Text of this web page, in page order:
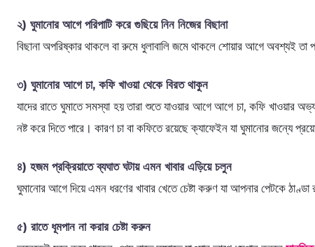
২) ঘুমানোর আগে পরিপাটি করে গুছিয়ে নিন নিজের বিছানা
বিছানা অপরিষ্কার থাকলে বা রুমে ধুলাবালি জমে থাকলে শোয়ার আগে অবশ্যই
৩) ঘুমানোর আগে চা, কফি খাওয়া থেকে বিরত থাকুন
যাদের রাতে ঘুমাতে সমস্যা হয় তারা শুতে যাওয়ার আগে আগে চা, কফি খাওয়ার
নষ্ট করে দিতে পারে। কারণ চা বা কফিতে রয়েছে ক্যাফেইন যা ঘুমানোর জন্যে
৪) হজম প্রক্রিয়াতে ব্যঘাত ঘটায় এমন খাবার এড়িয়ে চলুন
ঘুমানোর আগে দিয়ে এমন ধরণের খাবার খেতে চেষ্টা করুণ যা আপনার পেটকে
৫) রাতে ধূমপান না করার চেষ্টা করুন